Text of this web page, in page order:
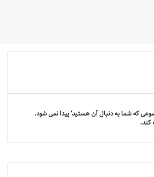
که شما به دنبال آن هستید’ پیدا نمی شود.